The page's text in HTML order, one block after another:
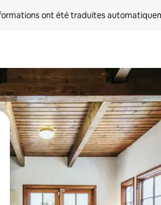
ont été traduites